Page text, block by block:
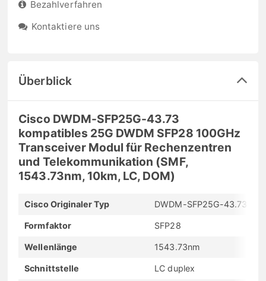
Bezahlverfahren
Kontaktiere uns
Überblick
Cisco DWDM-SFP25G-43.73
kompatibles 25G DWDM SFP28 100GHz
Transceiver Modul für Rechenzentren
und Telekommunikation (SMF,
1543.73nm, 10km, LC, DOM)
Cisco Originaler Typ DWDM-SFP25G-43.73
Formfaktor SFP28
Wellenlänge 1543.73nm
Schnittstelle LC duplex